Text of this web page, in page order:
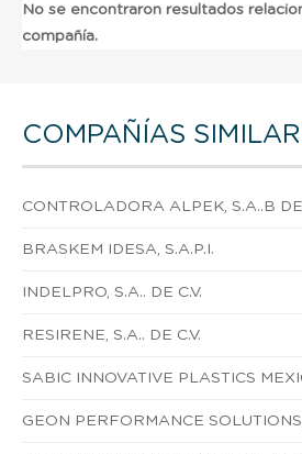
No se encontraron resultados
compañía.
COMPAÑÍAS
CONTROLADORA ALPEK, S.A..B DE
BRASKEM IDESA, S.A.P.I.
INDELPRO, S.A.. DE C.V.
RESIRENE, S.A.. DE C.V.
SABIC INNOVATIVE PLASTICS
GEON PERFORMANCE SOLUTIONS,